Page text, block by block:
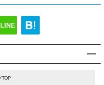
TOP